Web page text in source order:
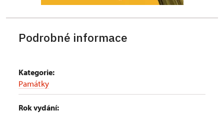
Podrobné informace
Kategorie:
Památky
Rok vydání: